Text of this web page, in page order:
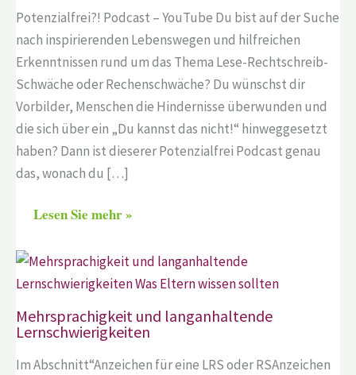
Potenzialfrei?! Podcast – YouTube Du bist auf der Suche
nach inspirierenden Lebenswegen und hilfreichen
Erkenntnissen rund um das Thema Lese-Rechtschreib-
Schwäche oder Rechenschwäche? Du wünschst dir
Vorbilder, Menschen die Hindernisse überwunden und
die sich über ein „Du kannst das nicht!“ hinweggesetzt
haben? Dann ist dieserer Potenzialfrei Podcast genau
das, wonach du […]
Lesen Sie mehr »
Mehrsprachigkeit und langanhaltende
Lernschwierigkeiten
Im Abschnitt“Anzeichen für eine LRS oder RSAnzeichen